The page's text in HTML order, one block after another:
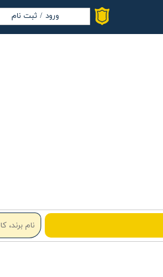
ورود / ثبت نام
حساب کاربری